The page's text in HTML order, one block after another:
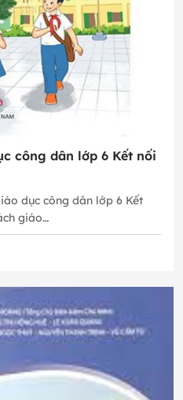
công dân lớp 6 Kết nối
dục công dân lớp 6 Kết
giáo…